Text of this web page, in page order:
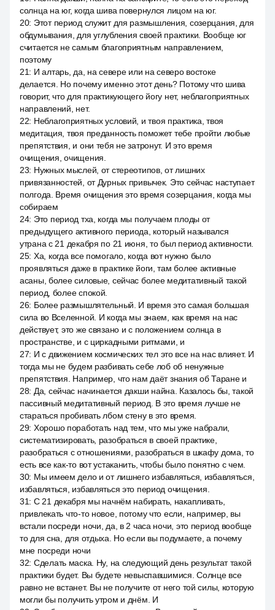
солнца на юг, когда шива повернулся лицом на юг.
20: Этот период служит для размышления, созерцания, для
обдумывания, для углубления своей практики. Вообще юг
считается не самым благоприятным направлением,
поэтому
21: И алтарь, да, на севере или на северо востоке
делается. Но почему именно этот день? Потому что шива
говорит, что для практикующего йогу нет, неблагоприятных
направлений, нет.
22: Неблагоприятных условий, и твоя практика, твоя
медитация, твоя преданность поможет тебе пройти любые
препятствия, и они тебя не затронут. И это время
очищения, очищения.
23: Нужных мыслей, от стереотипов, от лишних
привязанностей, от Дурных привычек. Это сейчас наступает
полгода. Время очищения это время созерцания, когда мы
собираем
24: Это период тха, когда мы получаем плоды от
предыдущего активного периода, который назывался
утрана с 21 декабря по 21 июня, то был период активности.
25: Ха, когда все помогало, когда вот нужно было
проявляться даже в практике йоги, там более активные
асаны, более силовые, сейчас более медитативный такой
период, более спокой.
26: Более размышлятельный. И время это самая большая
сила во Вселенной. И когда мы знаем, как время на нас
действует, это же связано и с положением солнца в
пространстве, и с циркадными ритмами, и
27: И с движением космических тел это все на нас влияет. И
тогда мы не будем разбивать себе лоб об ненужные
препятствия. Например, что нам даёт знания об Таране и
28: Да, сейчас начинается дакши найна. Казалось бы, такой
пассивный медитативный период. В это время лучше не
стараться пробивать лбом стену в это время.
29: Хорошо поработать над тем, что мы уже набрали,
систематизировать, разобраться в своей практике,
разобраться с отношениями, разобраться в шкафу дома, то
есть все как-то вот устаканить, чтобы было понятно с чем.
30: Мы имеем дело и от лишнего избавляться, избавляться,
избавляться, избавляться это период очищения.
31: С 21 декабря мы начнём набирать, накапливать,
привлекать что-то новое, потому что если, например, вы
встали посреди ночи, да, в 2 часа ночи, это период вообще
то для сна, для отдыха. Но если вы подумаете, а почему
мне посреди ночи
32: Сделать маска. Ну, на следующий день результат такой
практики будет. Вы будете невыспавшимися. Солнце все
равно не встанет. Вы не получите от него той силы, которую
могли бы получить утром и днём. И